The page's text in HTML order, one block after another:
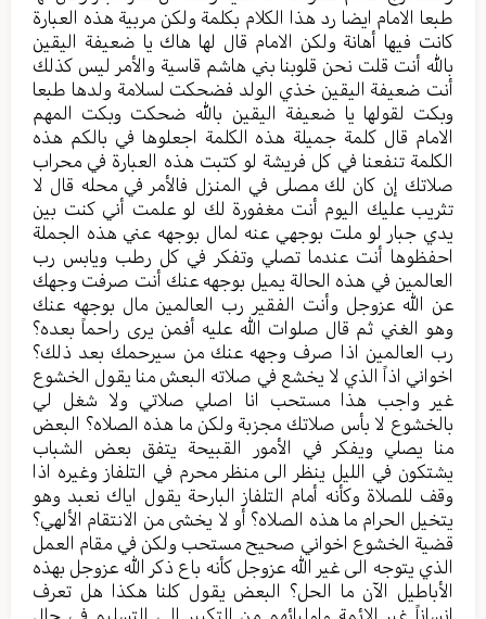
طبعا الامام ايضا رد هذا الكلام بكلمة ولكن مربية هذه العبارة
كانت فيها أهانة ولكن الامام قال لها هاك يا ضعيفة اليقين
بالله أنت قلت نحن قلوبنا بني هاشم قاسية والأمر ليس كذلك
أنت ضعيفة اليقين خذي الولد فضحكت لسلامة ولدها طبعا
وبكت لقولها يا ضعيفة اليقين بالله ضحكت وبكت المهم
الامام قال كلمة جميلة هذه الكلمة اجعلوها في بالكم هذه
الكلمة تنفعنا في كل فريشة لو كتبت هذه العبارة في محراب
صلاتك إن كان لك مصلى في المنزل فالأمر في محله قال لا
تثريب عليك اليوم أنت مغفورة لك لو علمت أني كنت بين
يدي جبار لو ملت بوجهي عنه لمال بوجهه عني هذه الجملة
احفظوها أنت عندما تصلي وتفكر في كل رطب ويابس رب
العالمين في هذه الحالة يميل بوجهه عنك أنت صرفت وجهك
عن الله عزوجل وأنت الفقير رب العالمين مال بوجهه عنك
وهو الغني ثم قال صلوات الله عليه أفمن يرى راحماً بعده؟
رب العالمين اذا صرف وجهه عنك من سيرحمك بعد ذلك؟
اخواني اذاً الذي لا يخشع في صلاته البعش منا يقول الخشوع
غير واجب هذا مستحب انا اصلي صلاتي ولا شغل لي
بالخشوع لا بأس صلاتك مجزبة ولكن ما هذه الصلاه؟ البعض
منا يصلي ويفكر في الأمور القبيحة يتفق بعض الشباب
يشتكون في الليل ينظر الى منظر محرم في التلفاز وغيره اذا
وقف للصلاة وكأنه أمام التلفاز البارحة يقول اياك نعبد وهو
يتخيل الحرام ما هذه الصلاه؟ أو لا يخشى من الانتقام الألهي؟
قضية الخشوع اخواني صحيح مستحب ولكن في مقام العمل
الذي يتوجه الى غير الله عزوجل كأنه باع ذكر الله عزوجل بهذه
الأباطيل الآن ما الحل؟ البعض يقول كلنا هكذا هل تعرف